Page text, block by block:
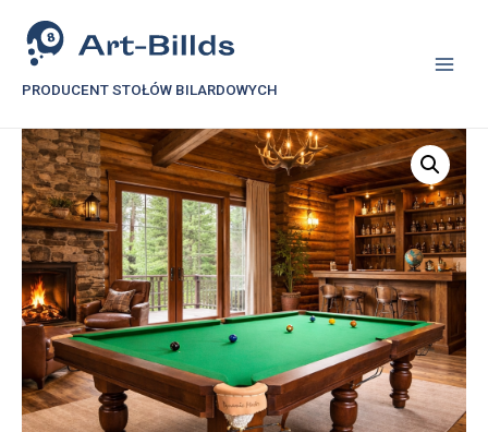
PRODUCENT STOŁÓW BILARDOWYCH